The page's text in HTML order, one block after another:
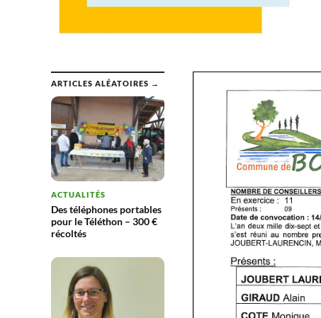
ARTICLES ALÉATOIRES →
ACTUALITÉS
Des téléphones portables
pour le Téléthon – 300 €
récoltés